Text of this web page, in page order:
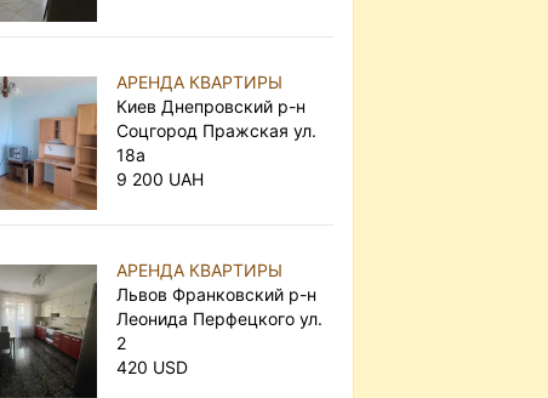
АРЕНДА КВАРТИРЫ
Киев Днепровский р-н
Соцгород Пражская ул.
18а
9 200 UAH
АРЕНДА КВАРТИРЫ
Львов Франковский р-н
Леонида Перфецкого ул.
2
420 USD